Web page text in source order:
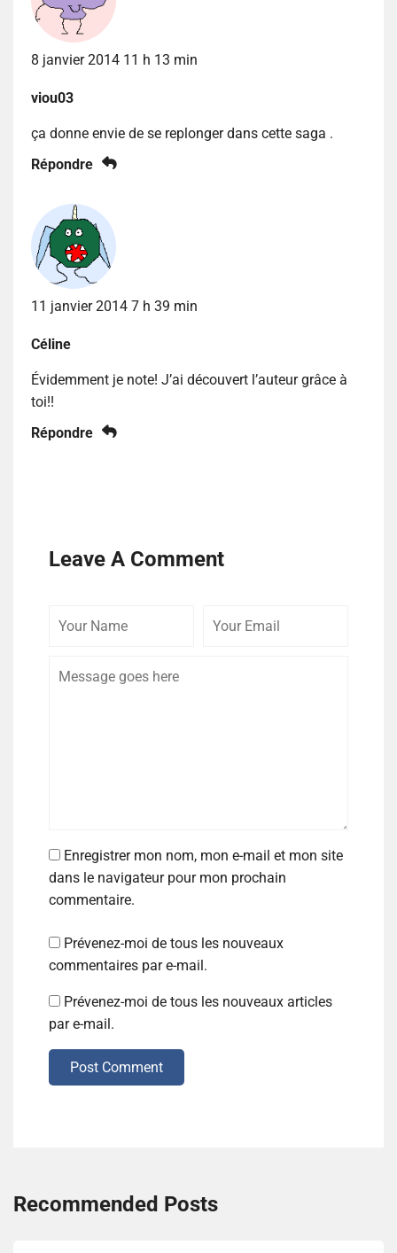
8 janvier 2014 11 h 13 min
viou03
ça donne envie de se replonger dans cette saga .
Répondre
11 janvier 2014 7 h 39 min
Céline
Évidemment je note! J’ai découvert l’auteur grâce à
toi!!
Répondre
Leave A Comment
Enregistrer mon nom, mon e-mail et mon site
dans le navigateur pour mon prochain
commentaire.
Prévenez-moi de tous les nouveaux
commentaires par e-mail.
Prévenez-moi de tous les nouveaux articles
par e-mail.
Post Comment
Recommended Posts